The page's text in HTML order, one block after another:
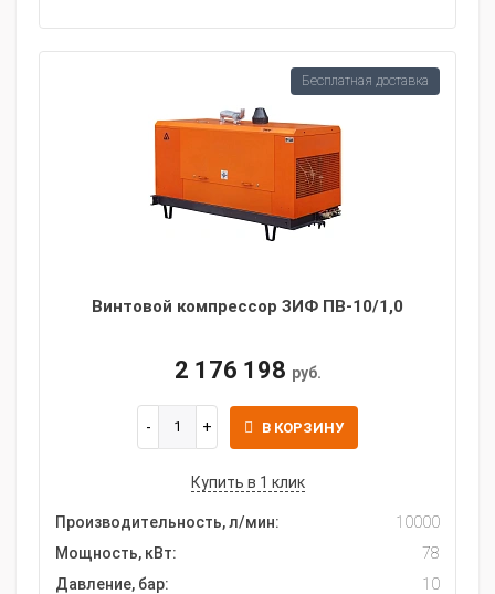
Винтовой компрессор ЗИФ ПВ-10/1,0
2 176 198 руб.
В КОРЗИНУ
Купить в 1 клик
Производительность, л/мин:
10000
Мощность, кВт:
78
Давление, бар:
10
Бесплатная доставка